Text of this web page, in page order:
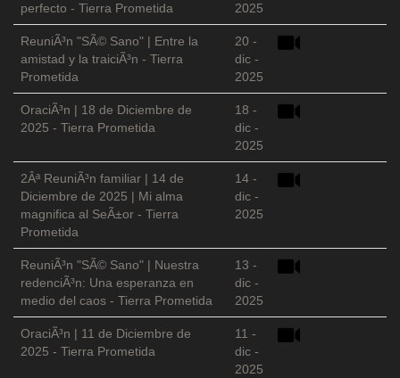
perfecto - Tierra Prometida
2025
ReuniÃ³n "SÃ© Sano" | Entre la
amistad y la traiciÃ³n - Tierra
Prometida
20 -
dic -
2025
OraciÃ³n | 18 de Diciembre de
2025 - Tierra Prometida
18 -
dic -
2025
2Âª ReuniÃ³n familiar | 14 de
Diciembre de 2025 | Mi alma
magnifica al SeÃ±or - Tierra
Prometida
14 -
dic -
2025
ReuniÃ³n "SÃ© Sano" | Nuestra
redenciÃ³n: Una esperanza en
medio del caos - Tierra Prometida
13 -
dic -
2025
OraciÃ³n | 11 de Diciembre de
2025 - Tierra Prometida
11 -
dic -
2025